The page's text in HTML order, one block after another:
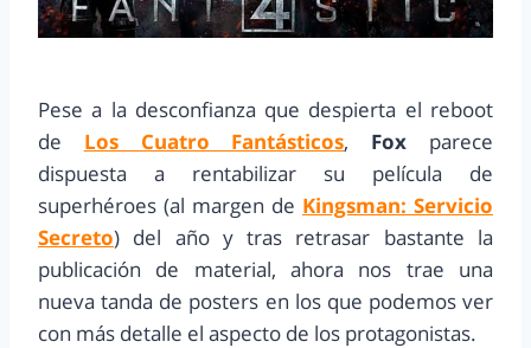
Pese a la desconfianza que despierta el reboot
de Los Cuatro Fantásticos, Fox parece
dispuesta a rentabilizar su película de
superhéroes (al margen de Kingsman: Servicio
Secreto) del año y tras retrasar bastante la
publicación de material, ahora nos trae una
nueva tanda de posters en los que podemos ver
con más detalle el aspecto de los protagonistas.